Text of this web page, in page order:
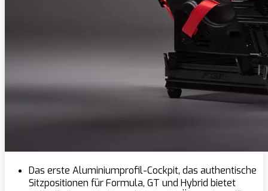
Das erste Aluminiumprofil-Cockpit, das authentische
Sitzpositionen für Formula, GT und Hybrid bietet